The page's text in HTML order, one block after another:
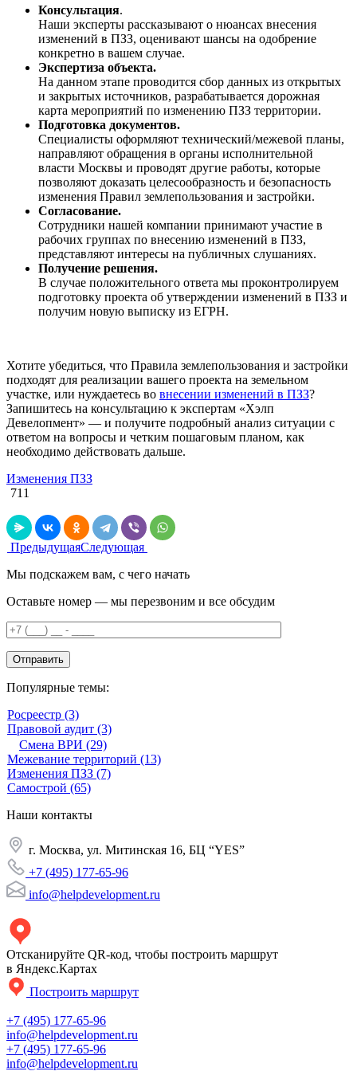
Консультация.
Наши эксперты рассказывают о нюансах внесения
изменений в ПЗЗ, оценивают шансы на одобрение
конкретно в вашем случае.
Экспертиза объекта.
На данном этапе проводится сбор данных из открытых
и закрытых источников, разрабатывается дорожная
карта мероприятий по изменению ПЗЗ территории.
Подготовка документов.
Специалисты оформляют технический/межевой планы,
направляют обращения в органы исполнительной
власти Москвы и проводят другие работы, которые
позволяют доказать целесообразность и безопасность
изменения Правил землепользования и застройки.
Согласование.
Сотрудники нашей компании принимают участие в
рабочих группах по внесению изменений в ПЗЗ,
представляют интересы на публичных слушаниях.
Получение решения.
В случае положительного ответа мы проконтролируем
подготовку проекта об утверждении изменений в ПЗЗ и
получим новую выписку из ЕГРН.
Хотите убедиться, что Правила землепользования и застройки
подходят для реализации вашего проекта на земельном
участке, или нуждаетесь во внесении изменений в ПЗЗ?
Запишитесь на консультацию к экспертам «Хэлп
Девелопмент» — и получите подробный анализ ситуации с
ответом на вопросы и четким пошаговым планом, как
необходимо действовать дальше.
Изменения ПЗЗ
711
ПредыдущаяСледующая
Мы подскажем вам, с чего начать
Оставьте номер — мы перезвоним и все обсудим
Популярные темы:
Росреестр (3)
Правовой аудит (3)
Смена ВРИ (29)
Межевание территорий (13)
Изменения ПЗЗ (7)
Самострой (65)
Наши контакты
г. Москва, ул. Митинская 16, БЦ “YES”
+7 (495) 177-65-96
info@helpdevelopment.ru
Отсканируйте QR-код, чтобы построить маршрут
в Яндекс.Картах
Построить маршрут
+7 (495) 177-65-96
info@helpdevelopment.ru
+7 (495) 177-65-96
info@helpdevelopment.ru